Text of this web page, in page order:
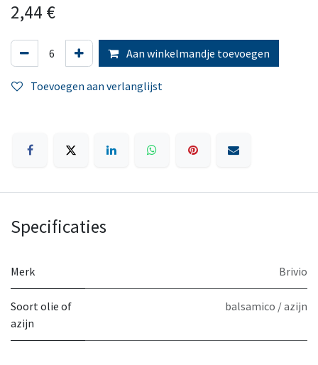
2,44 €
Aan winkelmandje toevoegen
Toevoegen aan verlanglijst
Specificaties
Merk Brivio
Soort olie of
azijn
balsamico / azijn